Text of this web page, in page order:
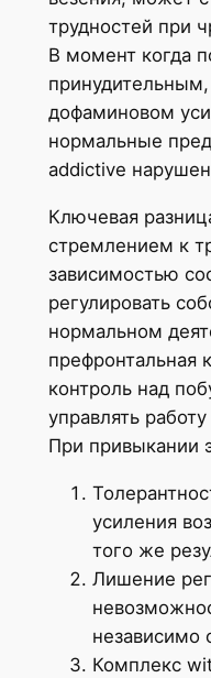
трудностей при
В момент когда
дофаминовом
нормальные
addictive
Ключевая
стремлением к
зависимостью
регулировать
нормальном
префронтальная
контроль над
управлять
При привыкании
усиления
того же
Лишение
независимо
Комплекс